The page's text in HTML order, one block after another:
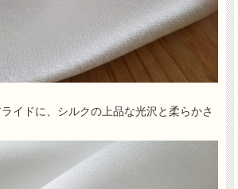
イドに、シルクの上品な光沢と柔らかさ